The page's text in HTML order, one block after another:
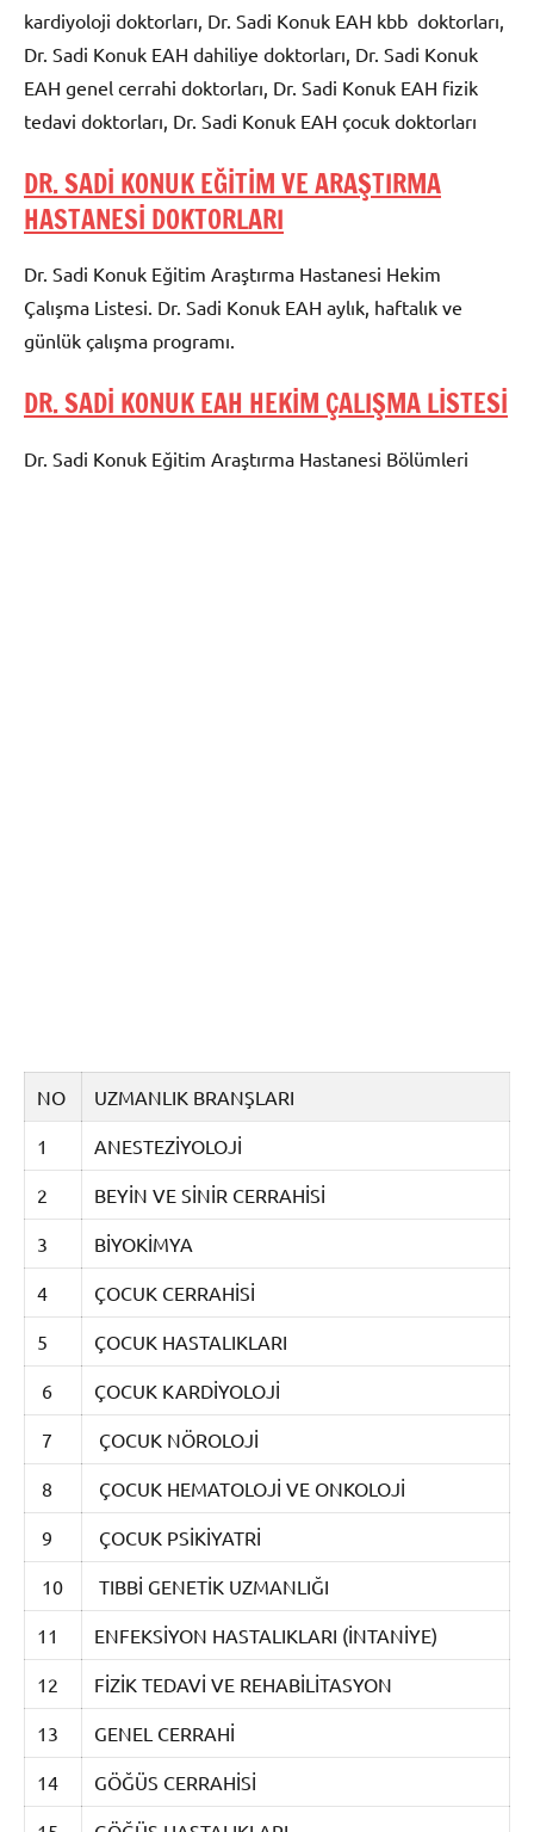
kardiyoloji doktorları, Dr. Sadi Konuk EAH kbb doktorları,
Dr. Sadi Konuk EAH dahiliye doktorları, Dr. Sadi Konuk
EAH genel cerrahi doktorları, Dr. Sadi Konuk EAH fizik
tedavi doktorları, Dr. Sadi Konuk EAH çocuk doktorları
DR. SADİ KONUK EĞİTİM VE ARAŞTIRMA
HASTANESİ DOKTORLARI
Dr. Sadi Konuk Eğitim Araştırma Hastanesi Hekim
Çalışma Listesi. Dr. Sadi Konuk EAH aylık, haftalık ve
günlük çalışma programı.
DR. SADİ KONUK EAH HEKİM ÇALIŞMA LİSTESİ
Dr. Sadi Konuk Eğitim Araştırma Hastanesi Bölümleri
NO UZMANLIK BRANŞLARI
1 ANESTEZİYOLOJİ
2 BEYİN VE SİNİR CERRAHİSİ
3 BİYOKİMYA
4 ÇOCUK CERRAHİSİ
5 ÇOCUK HASTALIKLARI
6 ÇOCUK KARDİYOLOJİ
7 ÇOCUK NÖROLOJİ
8 ÇOCUK HEMATOLOJİ VE ONKOLOJİ
9 ÇOCUK PSİKİYATRİ
10 TIBBİ GENETİK UZMANLIĞI
11 ENFEKSİYON HASTALIKLARI (İNTANİYE)
12 FİZİK TEDAVİ VE REHABİLİTASYON
13 GENEL CERRAHİ
14 GÖĞÜS CERRAHİSİ